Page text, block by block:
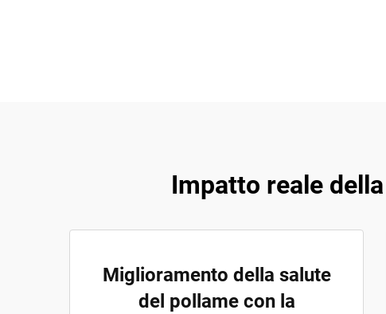
Impatto reale
Miglioramento della salute
del pollame con la